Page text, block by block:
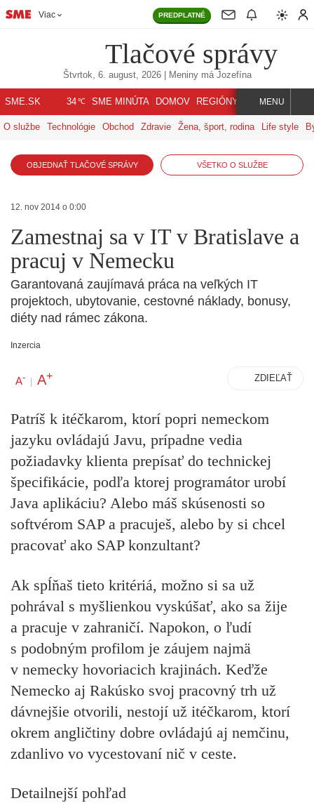
Viac PREDPLATNÉ
Tlačové správy
Štvrtok, 6. august, 2026| Meniny má Jozefína
SME.SK 34℃ SME MINÚTA DOMOV REGIÓNY INDEX SVET
MENU
O službe Technológie Obchod Zdravie Žena, šport, rodina Life style
OBJEDNAŤ TLAČOVÉ SPRÁVY VŠETKO O SLUŽBE
12. nov 2014 o 0:00
Zamestnaj sa v IT v Bratislave a
pracuj v Nemecku
Garantovaná zaujímavá práca na veľkých IT
projektoch, ubytovanie, cestovné náklady, bonusy,
diéty nad rámec zákona.
Inzercia
A- | A+ ZDIEĽAŤ
Patríš k itéčkarom, ktorí popri nemeckom
jazyku ovládajú Javu, prípadne vedia
požiadavky klienta prepísať do technickej
špecifikácie, podľa ktorej programátor urobí
Java aplikáciu? Alebo máš skúsenosti so
softvérom SAP a pracuješ, alebo by si chcel
pracovať ako SAP konzultant?
Ak spĺňaš tieto kritériá, možno si sa už
pohrával s myšlienkou vyskúšať, ako sa žije
a pracuje v zahraničí. Napokon, o ľudí
s podobným profilom je záujem najmä
v nemecky hovoriacich krajinách. Keďže
Nemecko aj Rakúsko svoj pracovný trh už
dávnejšie otvorili, nestojí už itéčkarom, ktorí
okrem angličtiny dobre ovládajú aj nemčinu,
zdanlivo vo vycestovaní nič v ceste.
Detailnejší pohľad